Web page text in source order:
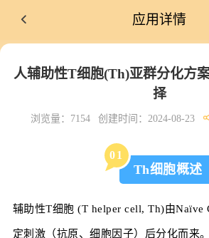
应用详情
人辅助性T细胞(Th)亚群分化方
择
浏览量：7154 创建时间：2024-08-23
01
Th细胞概述
辅助性T细胞 (T helper cell, Th)由Naïve
定刺激（抗原、细胞因子）后分化而来